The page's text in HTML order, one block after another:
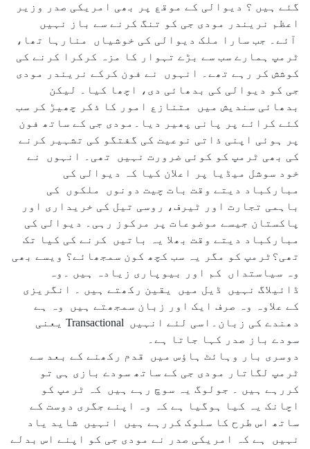
گئے ہیں ؟ دیوالی کے موقع پر بھی امریکی صدر وزیر
اعظم نریندر مودی جی کو تنگ کرنے سے باز نہیں
آئے۔ جب سارا ملک دیوالی کی خوشیاں منارہا تھا،
ٹرمپ ہمارے سب سے بڑے تہوار کا مزہ کرکرا کرنے کی
کوشش کر رہے تھے۔ انہوں نے فون کرکے نریندر مودی
جی کو دیوالی کی بدھائی دی، اچھا کیا۔ لیکن
بدھائی سندیش میں متنازع امور کا ذکر چھیڑ کر سب
کئے کرائے پر پانی پھیر دیا۔مودی جی کے ساتھ فون
پر ہوئی اپنی ذاتی نوعیت کی گفتگو کی تشہیر کرنے
کی بھی ٹرمپ کو کوئی ضرورت نہیں تھی۔ انہوں نے
خود سوشل میڈیا پر اعلان کیا کہ دیوالی کی
مبارکباد دیتے وقت بات چیت دونوں ملکوں کی
باہمی تجارت اور ٹیرف، روسی تیل کی خریداری اور
پاکستان جیسے موضوعات پر مرکوز رہی۔ دیوالی کی
مبارکباد دیتے وقت بھلا یہ باتیں کرنے کی کیا تک
تھی؟ٹرمپ کو مگر یہ سب کچھ کون سمجھائے؟ ویسے بھی
وہ سیاستداں کم اور بیوپاری زیادہ ہیں ۔وہ
ڈائیلاگ نہیں ڈیل میں یقین رکھتے ہیں ۔ انگریزی
کے علاوہ وہ صرف ایک اور زبان سمجھتے ہیں وہ ہے
دھندے کی زبان۔اسی لئے انہیں Transactional یعنی
سودے باز صدر کہا جاتا ہے۔
دوسری بار وہائٹ ہاؤس میں قدم رکھنے کے بعد سے
ٹرمپ لگاتار مودی جی کے ساتھ سودے بازی ہی تو
کررہے ہیں ۔ جولوگ یہ سوچ رہے ہیں کہ ٹرمپ کو
اچانک یہ کیا ہوگیا ہے کہ وہ اپنے جگری دوست کے
ساتھ اس طرح کا سلوک کررہے ہیں انہیں شاید یاد
نہیں ہے کہ امریکی صدر نے مودی جی کو اپنے اس بدلے